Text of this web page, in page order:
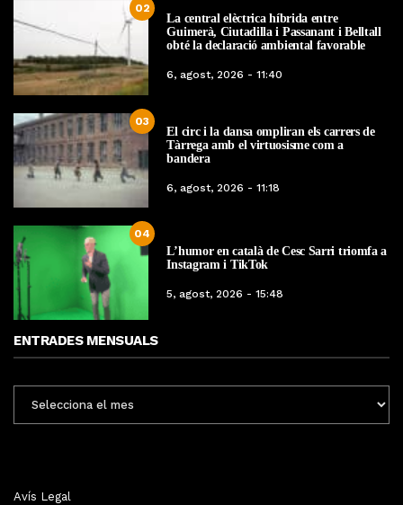
02
La central elèctrica híbrida entre
Guimerà, Ciutadilla i Passanant i Belltall
obté la declaració ambiental favorable
6, agost, 2026 - 11:40
03
El circ i la dansa ompliran els carrers de
Tàrrega amb el virtuosisme com a
bandera
6, agost, 2026 - 11:18
04
L’humor en català de Cesc Sarri triomfa a
Instagram i TikTok
5, agost, 2026 - 15:48
ENTRADES MENSUALS
MENSUALS
Avís Legal